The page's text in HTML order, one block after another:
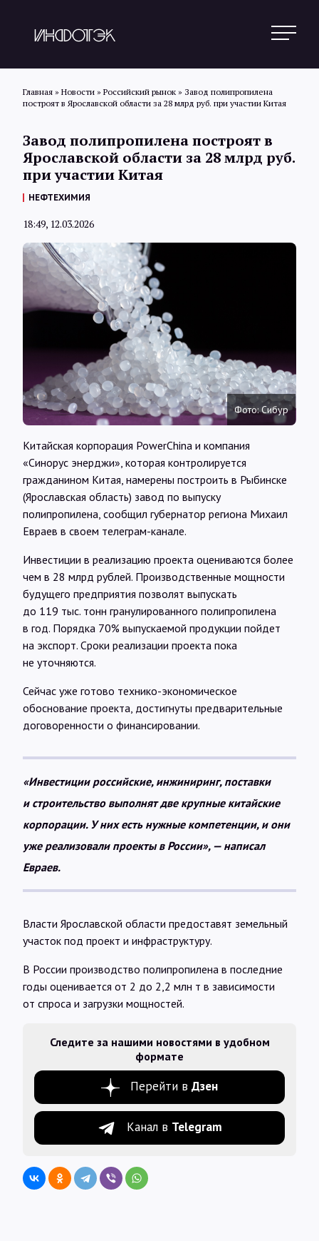
Новости
Обзоры
Интервью
Карты
О нас
@Infotek_Russia
Главная » Новости » Российский рынок » Завод полипропилена
построят в Ярославской области за 28 млрд руб. при участии Китая
Завод полипропилена построят в
Ярославской области за 28 млрд руб.
при участии Китая
НЕФТЕХИМИЯ
18:49, 12.03.2026
Фото: Сибур
Китайская корпорация PowerChina и компания
«Синорус энерджи», которая контролируется
гражданином Китая, намерены построить в Рыбинске
(Ярославская область) завод по выпуску
полипропилена, сообщил губернатор региона Михаил
Евраев в своем телеграм-канале.
Инвестиции в реализацию проекта оцениваются более
чем в 28 млрд рублей. Производственные мощности
будущего предприятия позволят выпускать
до 119 тыс. тонн гранулированного полипропилена
в год. Порядка 70% выпускаемой продукции пойдет
на экспорт. Сроки реализации проекта пока
не уточняются.
Сейчас уже готово технико-экономическое
обоснование проекта, достигнуты предварительные
договоренности о финансировании.
«Инвестиции российские, инжиниринг, поставки
и строительство выполнят две крупные китайские
корпорации. У них есть нужные компетенции, и они
уже реализовали проекты в России», — написал
Евраев.
Власти Ярославской области предоставят земельный
участок под проект и инфраструктуру.
В России производство полипропилена в последние
годы оценивается от 2 до 2,2 млн т в зависимости
от спроса и загрузки мощностей.
Следите за нашими новостями в удобном
формате
Перейти в Дзен
Канал в Telegram